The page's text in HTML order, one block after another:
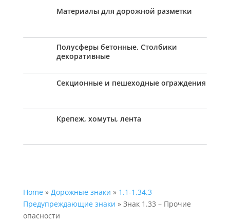
Материалы для дорожной разметки
Полусферы бетонные. Столбики
декоративные
Секционные и пешеходные ограждения
Крепеж, хомуты, лента
Home» Дорожные знаки » 1.1-1.34.3
Предупреждающие знаки » Знак 1.33 – Прочие
опасности